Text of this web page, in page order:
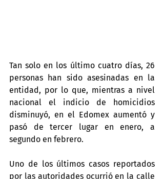
Tan solo en los último cuatro días, 26
personas han sido asesinadas en la
entidad, por lo que, mientras a nivel
nacional el indicio de homicidios
disminuyó, en el Edomex aumentó y
pasó de tercer lugar en enero, a
segundo en febrero.
Uno de los últimos casos reportados
por las autoridades ocurrió en la calle